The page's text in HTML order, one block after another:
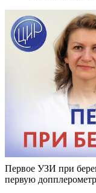
Первое УЗИ при
первую